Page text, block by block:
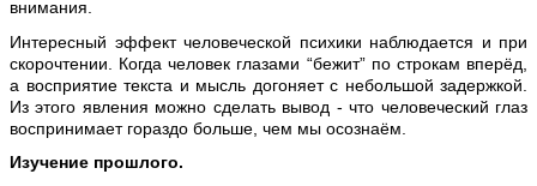
внимания.
Интересный эффект человеческой психики наблюдается и при
скорочтении. Когда человек глазами “бежит” по строкам вперёд,
а восприятие текста и мысль догоняет с небольшой задержкой.
Из этого явления можно сделать вывод - что человеческий глаз
воспринимает гораздо больше, чем мы осознаём.
Изучение прошлого.